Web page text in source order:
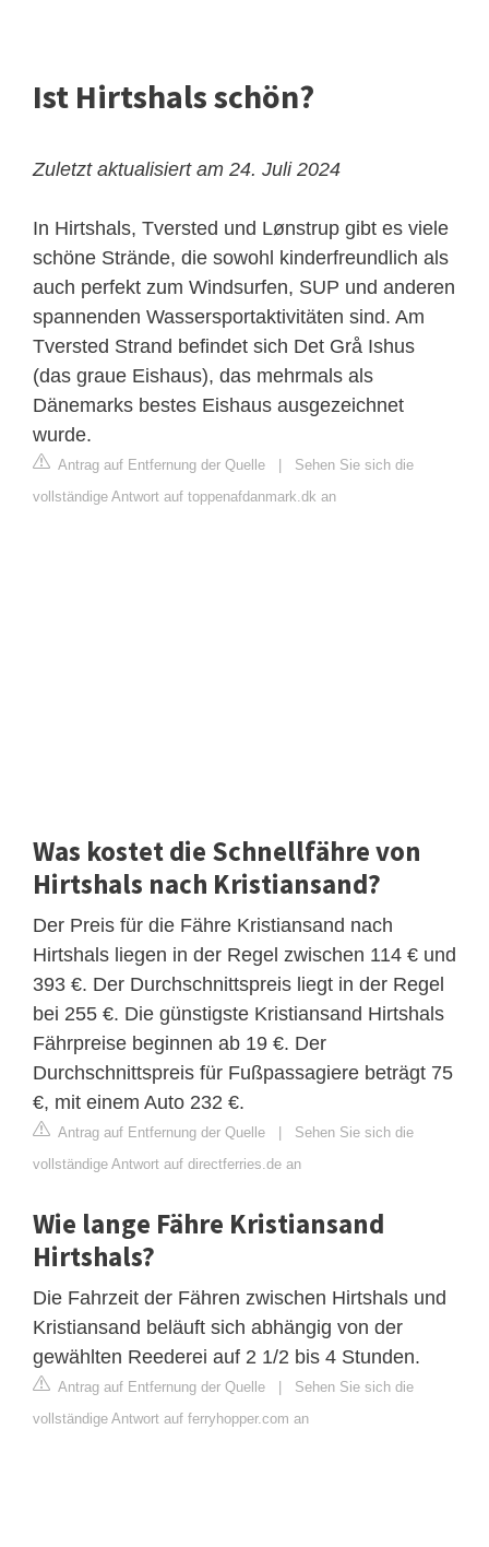
Ist Hirtshals schön?
Zuletzt aktualisiert am 24. Juli 2024
In Hirtshals, Tversted und Lønstrup gibt es viele
schöne Strände, die sowohl kinderfreundlich als
auch perfekt zum Windsurfen, SUP und anderen
spannenden Wassersportaktivitäten sind. Am
Tversted Strand befindet sich Det Grå Ishus
(das graue Eishaus), das mehrmals als
Dänemarks bestes Eishaus ausgezeichnet
wurde.
Antrag auf Entfernung der Quelle
Sehen Sie sich die
vollständige Antwort auf toppenafdanmark.dk an
Was kostet die Schnellfähre von
Hirtshals nach Kristiansand?
Der Preis für die Fähre Kristiansand nach
Hirtshals liegen in der Regel zwischen 114 € und
393 €. Der Durchschnittspreis liegt in der Regel
bei 255 €. Die günstigste Kristiansand Hirtshals
Fährpreise beginnen ab 19 €. Der
Durchschnittspreis für Fußpassagiere beträgt 75
€, mit einem Auto 232 €.
Antrag auf Entfernung der Quelle
Sehen Sie sich die
vollständige Antwort auf directferries.de an
Wie lange Fähre Kristiansand
Hirtshals?
Die Fahrzeit der Fähren zwischen Hirtshals und
Kristiansand beläuft sich abhängig von der
gewählten Reederei auf 2 1/2 bis 4 Stunden.
Antrag auf Entfernung der Quelle
Sehen Sie sich die
vollständige Antwort auf ferryhopper.com an